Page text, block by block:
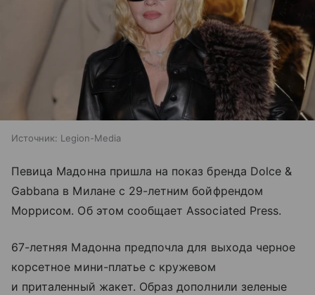
Источник: Legion-Media
Певица Мадонна пришла на показ бренда Dolce &
Gabbana в Милане с 29-летним бойфрендом
Моррисом. Об этом сообщает Associated Press.
67-летняя Мадонна предпочла для выхода черное
корсетное мини-платье с кружевом
и приталенный жакет. Образ дополнили зеленые